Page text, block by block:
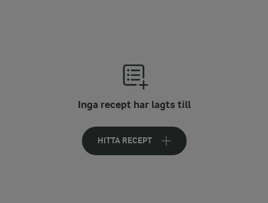
Inga recept har lagts till
HITTA RECEPT